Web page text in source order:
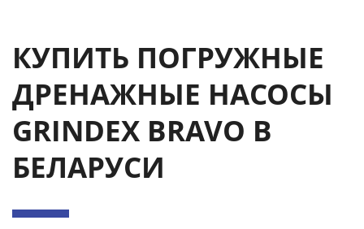
КУПИТЬ ПОГРУЖНЫЕ
ДРЕНАЖНЫЕ НАСОСЫ
GRINDEX BRAVO В
БЕЛАРУСИ